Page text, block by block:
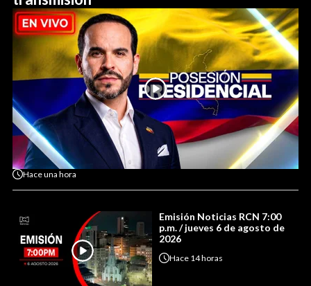
Haceuna hora
Emisión Noticias RCN 7:00
p.m. / jueves 6 de agosto de
2026
Hace 14 horas